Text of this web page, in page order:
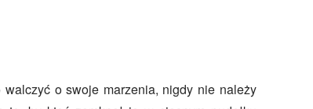
o swoje marzenia, nigdy nie należy